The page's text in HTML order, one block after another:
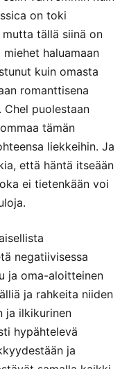
on toki
tällä siinä on
haluamaan
kuin omasta
romanttisena
Chel puolestaan
tämän
liekkeihin. Ja
että häntä itseään
ei tietenkään voi
negatiivisessa
ja oma-aloitteinen
ja rahkeita niiden
ja ilkikurinen
hypähtelevä
ja